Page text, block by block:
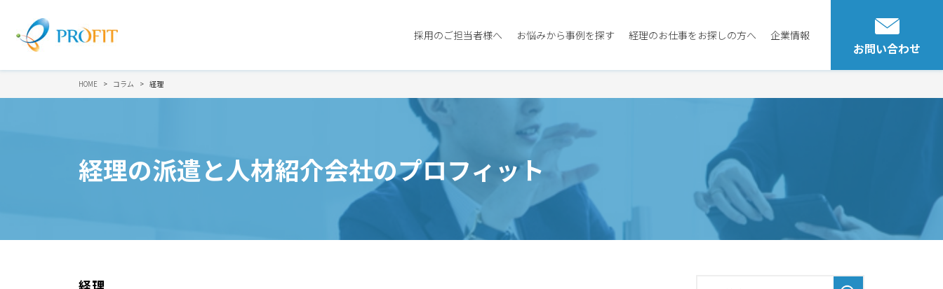
採用のご担当者様へ お悩みから事例を探す 経理のお仕事をお探しの方へ 企業情報
お問い合わせ
HOME コラム 経理
経理の派遣と人材紹介会社のプロフィット